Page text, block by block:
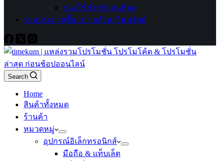
ของใช้สำหรับคนท้อง
รวมประกาศซื้อ-เช่า อสังหาริมทรัพย์
Search
Home
สินค้าทั้งหมด
ร้านค้า
หมวดหมู่
อุปกรณ์อิเล็กทรอนิกส์
มือถือ & แท็บเล็ต